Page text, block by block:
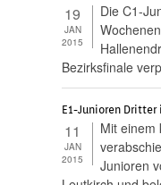
19
JAN
2015
Die C1-
Bezirksfinale
E1-Junioren Dritter
11
JAN
2015
Mit einem
Junioren